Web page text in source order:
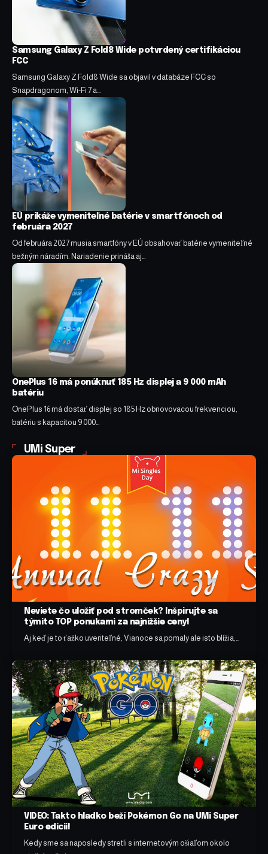
Samsung Galaxy Z Fold8 Wide potvrdený certifikáciou
FCC
Samsung Galaxy Z Fold8 Wide sa objavil v databáze FCC so
Snapdragonom, Wi-Fi 7 a…
EÚ prikáže vymeniteľné batérie v smartfónoch od
februára 2027
Od februára 2027 musia smartfóny v EÚ obsahovať batérie vymeniteľné
bežným náradím. Nariadenie prináša aj…
OnePlus 16 má ponúknuť 185 Hz displej a 9 000 mAh
batériu
OnePlus 16 má dostať displej so 185 Hz obnovovacou frekvenciou,
batériu s kapacitou 9 000…
UMi Super
Neviete čo uložiť pod stromček? Inšpirujte sa
týmito TOP ponukami za najnižšie ceny!
Aj keď je to ťažko uveriteľné, Vianoce sa pomaly ale isto blížia,…
VIDEO: Takto hladko beží Pokémon Go na UMi Super
Euro edícii!
Kedy sme sa naposledy stretli s internetovým ošiaľom okolo